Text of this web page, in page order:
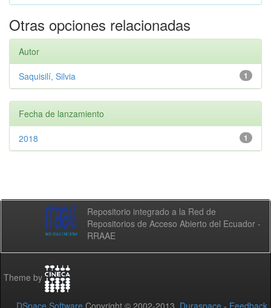
Otras opciones relacionadas
Autor
1
Saquisilí, Silvia
Fecha de lanzamiento
1
2018
Repositorio integrado a la Red de
Repositorios de Acceso Abierto del Ecuador -
RRAAE
Theme by
DSpace Software Copyright © 2002-2013 Duraspace - Feedback